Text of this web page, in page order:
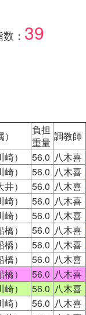
： 39
負担
重量 調教師
） 56.0 八木喜
） 56.0 八木喜
） 56.0 八木喜
） 56.0 八木喜
） 56.0 八木喜
） 56.0 八木喜
） 56.0 八木喜
） 56.0 八木喜
） 56.0 八木喜
） 56.0 八木喜
） 56.0 八木喜